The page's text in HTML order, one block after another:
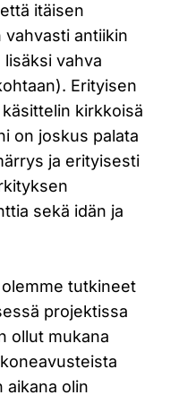
itäisen
antiikin
vahva
Erityisen
kirkkoisä
on joskus palata
ja erityisesti
sekä idän ja
tutkineet
projektissa
ollut mukana
aikana olin